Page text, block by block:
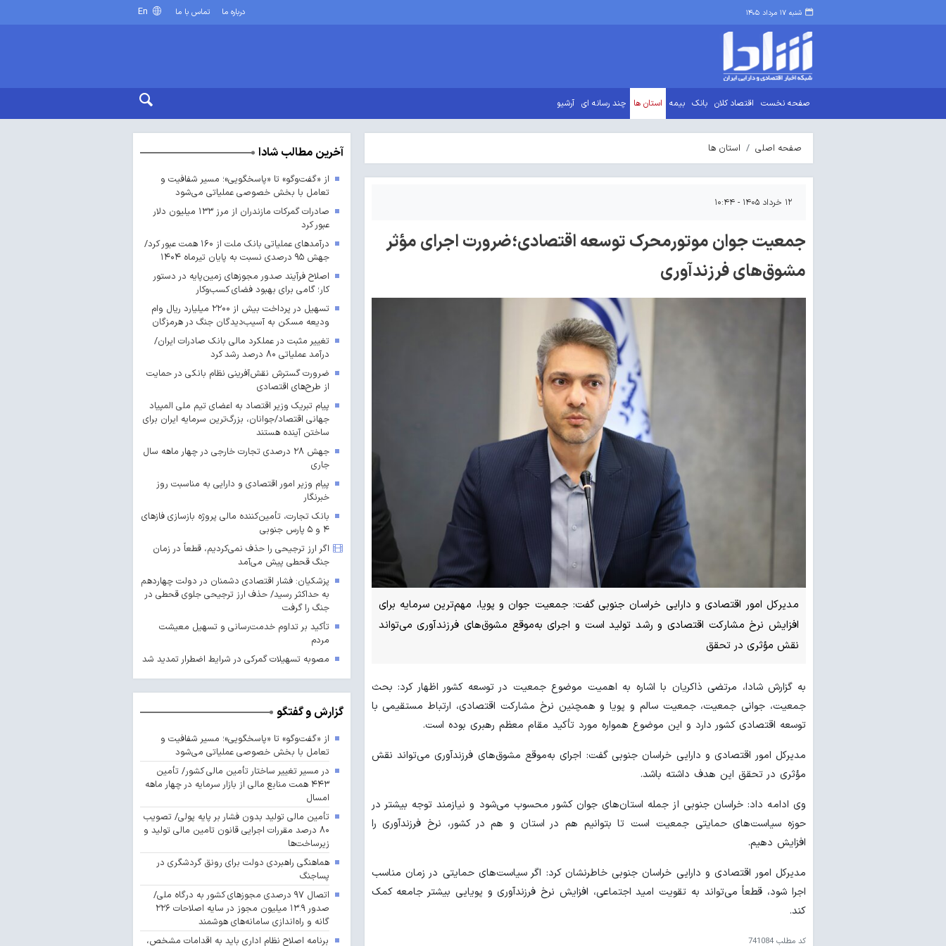
شنبه ۱۷ مرداد ۱۴۰۵ درباره ما تماس با ما
صفحه نخست اقتصاد کلان بانک بیمه استان ها چند رسانه ای آرشیو
صفحه اصلی استان ها
۱۲ خرداد ۱۴۰۵ - ۱۰:۴۴
جمعیت جوان موتورمحرک توسعه اقتصادی؛ضرورت اجرای مؤثر
مشوق‌های فرزندآوری
مدیرکل امور اقتصادی و دارایی خراسان جنوبی گفت: جمعیت جوان و پویا، مهم‌ترین سرمایه برای
افزایش نرخ مشارکت اقتصادی و رشد تولید است و اجرای به‌موقع مشوق‌های فرزندآوری می‌تواند
نقش مؤثری در تحقق
به گزارش شادا، مرتضی ذاکریان با اشاره به اهمیت موضوع جمعیت در توسعه کشور اظهار کرد: بحث
جمعیت، جوانی جمعیت، جمعیت سالم و پویا و همچنین نرخ مشارکت اقتصادی، ارتباط مستقیمی با
توسعه اقتصادی کشور دارد و این موضوع همواره مورد تأکید مقام معظم رهبری بوده است.
مدیرکل امور اقتصادی و دارایی خراسان جنوبی گفت: اجرای به‌موقع مشوق‌های فرزندآوری می‌تواند نقش
مؤثری در تحقق این هدف داشته باشد.
وی ادامه داد: خراسان جنوبی از جمله استان‌های جوان کشور محسوب می‌شود و نیازمند توجه بیشتر در
حوزه سیاست‌های حمایتی جمعیت است تا بتوانیم هم در استان و هم در کشور، نرخ فرزندآوری را
افزایش دهیم.
مدیرکل امور اقتصادی و دارایی خراسان جنوبی خاطرنشان کرد: اگر سیاست‌های حمایتی در زمان مناسب
اجرا شود، قطعاً می‌تواند به تقویت امید اجتماعی، افزایش نرخ فرزندآوری و پویایی بیشتر جامعه کمک
کند.
کد مطلب 741084
آخرین مطالب شادا
از «گفت‌وگو» تا «پاسخگویی»؛ مسیر شفافیت و
تعامل با بخش خصوصی عملیاتی می‌شود
صادرات گمرکات مازندران از مرز ۱۳۳ میلیون دلار
عبور کرد
درآمدهای عملیاتی بانک ملت از ۱۶۰ همت عبور کرد/
جهش ۹۵ درصدی نسبت به پایان تیرماه ۱۴۰۴
اصلاح فرآیند صدور مجوزهای زمین‌پایه در دستور
کار؛ گامی برای بهبود فضای کسب‌وکار
تسهیل در پرداخت بیش از ۲۲۰۰ میلیارد ریال وام
ودیعه مسکن به آسیب‌دیدگان جنگ در هرمزگان
تغییر مثبت در عملکرد مالی بانک صادرات ایران/
درآمد عملیاتی ۸۰ درصد رشد کرد
ضرورت گسترش نقش‌آفرینی نظام بانکی در حمایت
از طرح‌های اقتصادی
پیام تبریک وزیر اقتصاد به اعضای تیم ملی المپیاد
جهانی اقتصاد/جوانان، بزرگ‌ترین سرمایه ایران برای
ساختن آینده‌ هستند
جهش ۲۸ درصدی تجارت خارجی در چهار ماهه سال
جاری
پیام وزیر امور اقتصادی و دارایی به مناسبت روز
خبرنگار
بانک تجارت، تأمین‌کننده مالی پروژه بازسازی فازهای
۴ و ۵ پارس جنوبی
اگر ارز ترجیحی را حذف نمی‌کردیم، قطعاً در زمان
جنگ قحطی پیش می‌آمد
پزشکیان: فشار اقتصادی دشمنان در دولت چهاردهم
به حداکثر رسید/ حذف ارز ترجیحی جلوی قحطی در
جنگ را گرفت
تأکید بر تداوم خدمت‌رسانی و تسهیل معیشت
مردم
مصوبه تسهیلات گمرکی در شرایط اضطرار تمدید شد
گزارش و گفتگو
از «گفت‌وگو» تا «پاسخگویی»؛ مسیر شفافیت و
تعامل با بخش خصوصی عملیاتی می‌شود
در مسیر تغییر ساختار تأمین مالی کشور/ تأمین
۴۴۳ همت منابع مالی از بازار سرمایه در چهار ماهه
امسال
تأمین مالی تولید بدون فشار بر پایه پولی/ تصویب
۸۰ درصد مقررات اجرایی قانون تامین مالی تولید و
زیرساخت‌ها
هماهنگی راهبردی دولت برای رونق گردشگری در
پساجنگ
اتصال ۹۷ درصدی مجوزهای کشور به درگاه ملی/
صدور ۱۳.۹ میلیون مجوز در سایه اصلاحات ۲۲۶
گانه و راه‌اندازی سامانه‌های هوشمند
برنامه اصلاح نظام اداری باید به اقدامات مشخص،